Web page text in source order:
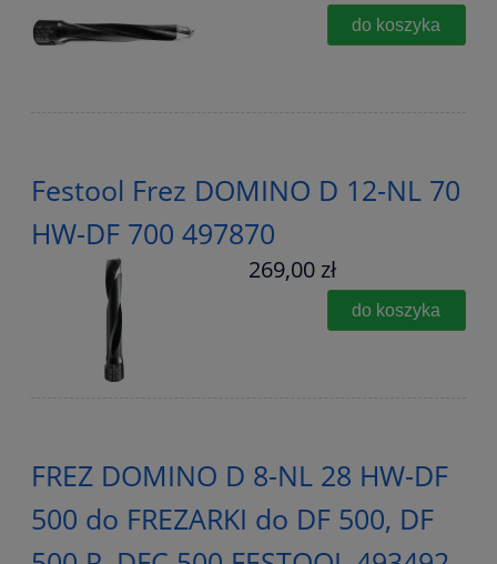
do koszyka
Festool Frez DOMINO D 12-NL 70
HW-DF 700 497870
269,00 zł
do koszyka
FREZ DOMINO D 8-NL 28 HW-DF
500 do FREZARKI do DF 500, DF